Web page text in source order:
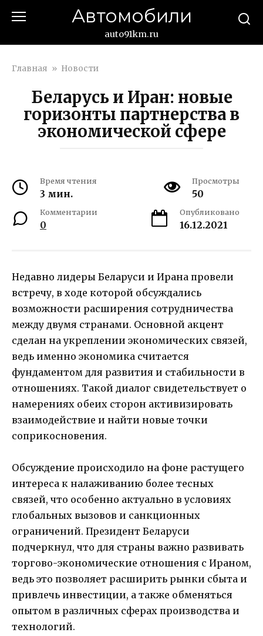
Автомобили
auto91km.ru
Главная » Новости
Беларусь и Иран: новые
горизонты партнерства в
экономической сфере
Время чтения
3 мин.
Просмотры
50
Комментарии
0
Опубликовано
16.12.2021
Недавно лидеры Беларуси и Ирана провели
встречу, в ходе которой обсуждались
возможности расширения сотрудничества
между двумя странами. Основной акцент
сделан на укреплении экономических связей,
ведь именно экономика считается
фундаментом для развития и стабильности в
отношениях. Такой диалог свидетельствует о
намерениях обеих сторон активизировать
взаимодействие и найти новые точки
соприкосновения.
Обсуждение происходило на фоне растущего
интереса к налаживанию более тесных
связей, что особенно актуально в условиях
глобальных вызовов и санкционных
ограничений. Президент Беларуси
подчеркнул, что для страны важно развивать
торгово-экономические отношения с Ираном,
ведь это позволяет расширить рынки сбыта и
привлечь инвестиции, а также обменяться
опытом в различных сферах производства и
технологий.